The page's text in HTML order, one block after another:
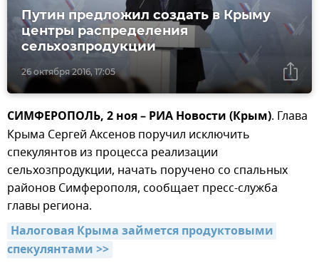
26 октября 2016, 17:05
Путин предложил создать в Крыму
центры распределения
сельхозпродукции
СИМФЕРОПОЛЬ, 2 ноя – РИА Новости (Крым). Глава
Крыма Сергей Аксенов поручил исключить
спекулянтов из процесса реализации
сельхозпродукции, начать поручено со спальных
районов Симферополя, сообщает пресс-служба
главы региона.
Налоговая Крыма займется продуктовыми
спекулянтами >>